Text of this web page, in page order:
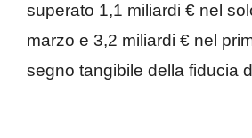
superato 1,1 miliardi € nel
marzo e 3,2 miliardi € nel
segno tangibile della fiducia